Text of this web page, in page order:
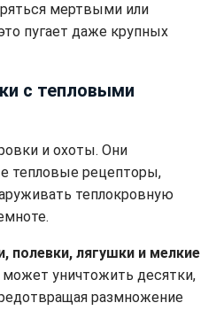
мертвыми или
пугает даже крупных
с тепловыми
и охоты. Они
тепловые рецепторы,
теплокровную
полевки, лягушки и мелкие
может уничтожить десятки,
размножение